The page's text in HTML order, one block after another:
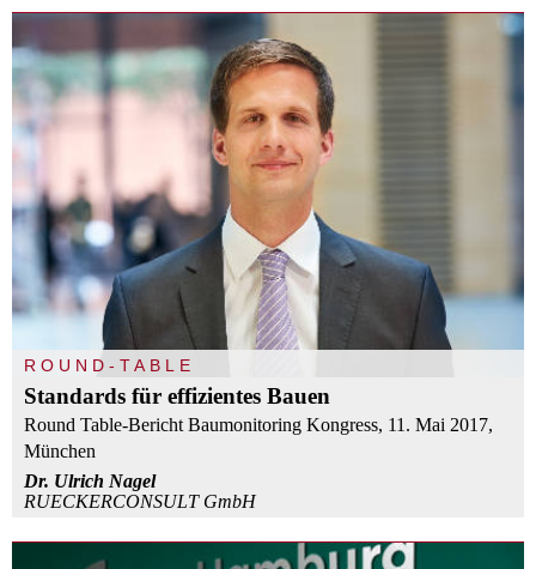
ROUND-TABLE
Standards für effizientes Bauen
Round Table-Bericht Baumonitoring Kongress, 11. Mai 2017,
München
Dr. Ulrich Nagel
RUECKERCONSULT GmbH